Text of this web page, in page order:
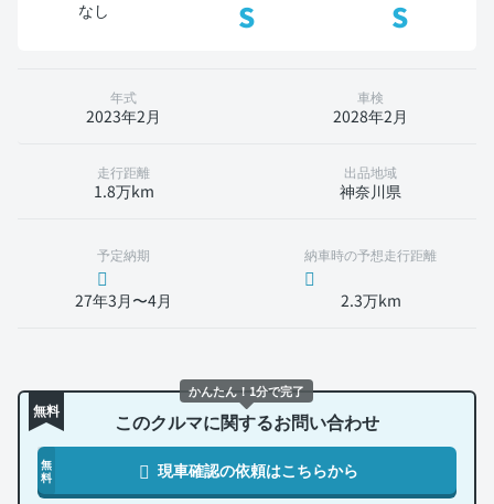
なし S S
年式
2023年2月
車検
2028年2月
走行距離
1.8万km
出品地域
神奈川県
予定納期
27年3月〜4月
納車時の予想走行距離
2.3万km
無料 このクルマに関するお問い合わせ
無
料
現車確認の依頼はこちらから
かんたん！1分で完了